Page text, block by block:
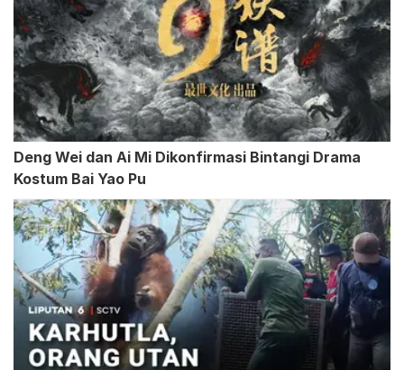
Deng Wei dan Ai Mi Dikonfirmasi Bintangi Drama
Kostum Bai Yao Pu